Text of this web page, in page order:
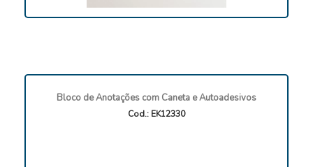
Bloco de Anotações com Caneta e Autoadesivos
Cod.: EK12330